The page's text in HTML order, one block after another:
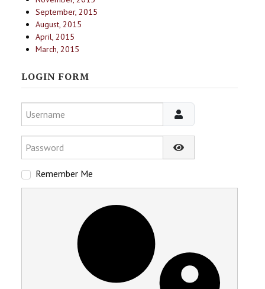
September, 2015
August, 2015
April, 2015
March, 2015
LOGIN FORM
Username
Password
Show Password
Remember Me